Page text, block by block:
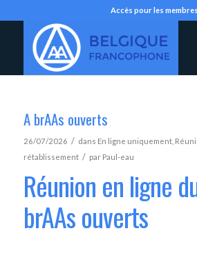
Accès pour les membres
A brAAs ouverts
26/07/2026 / dans En ligne uniquement,
rétablissement / par Paul-eau
Réunion en ligne
brAAs ouverts